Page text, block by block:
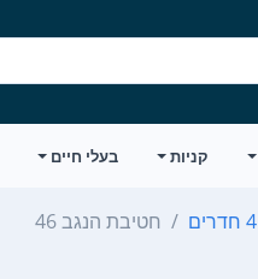
קניות בעלי חיים
4 חדרים חטיבת הנגב 46